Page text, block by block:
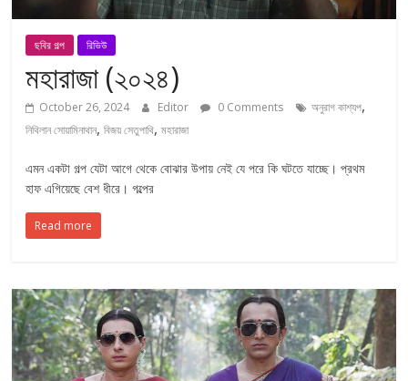
ছবির গল্প রিভিউ
মহারাজা (২০২৪)
October 26, 2024 Editor 0 Comments অনুরাগ কাশ্যপ,
নিথিলান সোয়ামিনাথান,বিজয় সেতুপাথি,মহারাজা
এমন একটা গল্প যেটা আগে থেকে বোঝার উপায় নেই যে পরে কি ঘটতে যাচ্ছে। প্রথম
হাফ এগিয়েছে বেশ ধীরে। গল্পের
Read more